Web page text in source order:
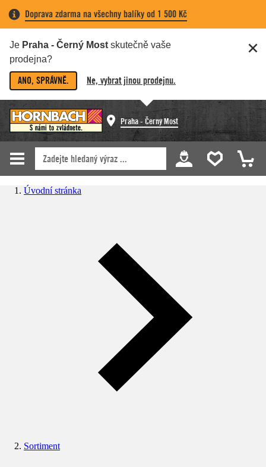
Doprava zdarma na všechny balíky od 1 500 Kč
Je Praha - Černý Most skutečně vaše
prodejna?
ANO, SPRÁVNĚ. Ne, vybrat jinou prodejnu.
Praha - Černý Most
Úvodní stránka
Sortiment